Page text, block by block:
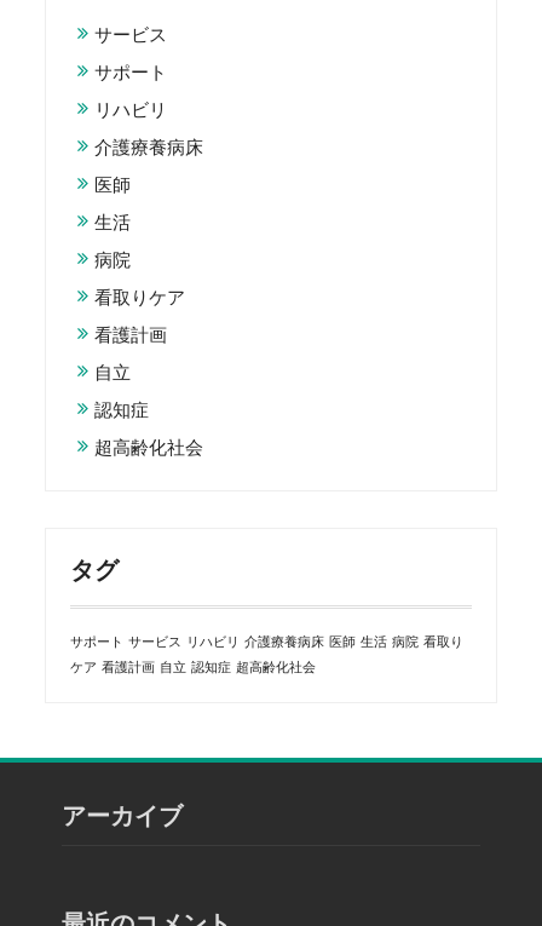
サービス
サポート
リハビリ
介護療養病床
医師
生活
病院
看取りケア
看護計画
自立
認知症
超高齢化社会
タグ
サポート サービス リハビリ 介護療養病床 医師 生活 病院 看取り
ケア 看護計画 自立 認知症 超高齢化社会
アーカイブ